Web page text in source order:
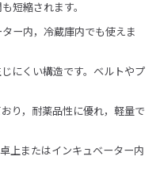
短縮されます。
ー内，冷蔵庫内でも使えま
にくい構造です。ベルトやプ
り，耐薬品性に優れ，軽量で
上またはインキュベーター内